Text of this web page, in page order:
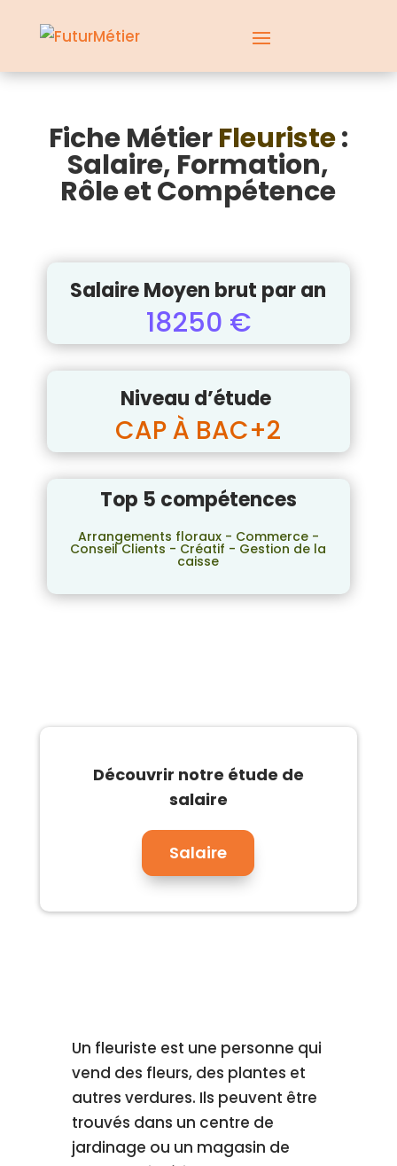
Fiche MétierFleuriste:
Salaire, Formation,
Rôle et Compétence
Salaire Moyen brut par an
18250 €
Niveau d’étude
CAP À BAC+2
Top 5 compétences
Arrangements floraux - Commerce -
Conseil Clients - Créatif - Gestion de la
caisse
Découvrir notre étude de
salaire
Salaire
Un fleuriste est une personne qui
vend des fleurs, des plantes et
autres verdures. Ils peuvent être
trouvés dans un centre de
jardinage ou un magasin de